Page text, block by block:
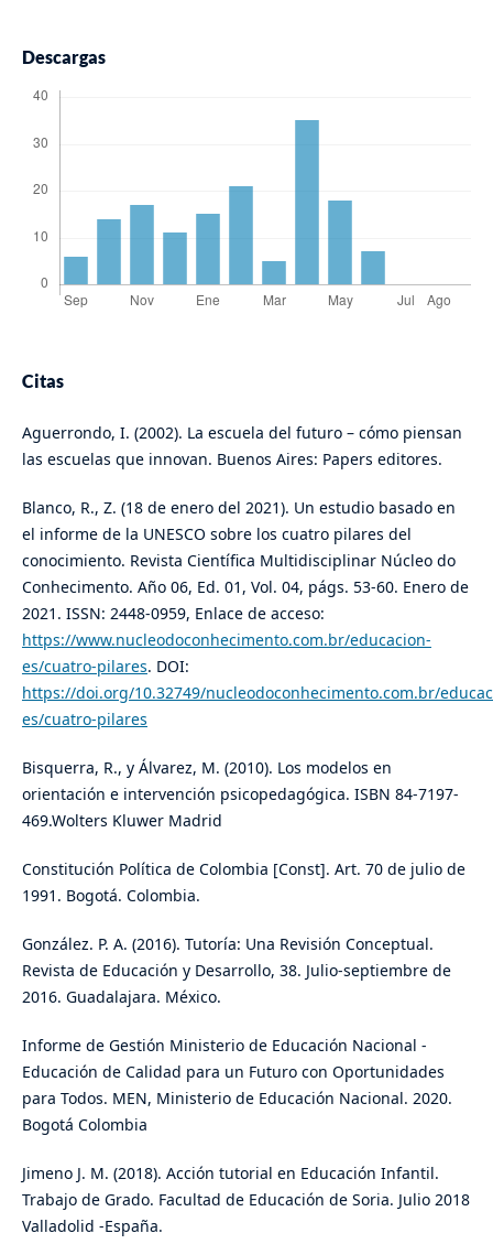
Descargas
Citas
Aguerrondo, I. (2002). La escuela del futuro – cómo piensan
las escuelas que innovan. Buenos Aires: Papers editores.
Blanco, R., Z. (18 de enero del 2021). Un estudio basado en
el informe de la UNESCO sobre los cuatro pilares del
conocimiento. Revista Científica Multidisciplinar Núcleo do
Conhecimento. Año 06, Ed. 01, Vol. 04, págs. 53-60. Enero de
2021. ISSN: 2448-0959, Enlace de acceso:
https://www.nucleodoconhecimento.com.br/educacion-
es/cuatro-pilares. DOI:
https://doi.org/10.32749/nucleodoconhecimento.com.br/
es/cuatro-pilares
Bisquerra, R., y Álvarez, M. (2010). Los modelos en
orientación e intervención psicopedagógica. ISBN 84-7197-
469.Wolters Kluwer Madrid
Constitución Política de Colombia [Const]. Art. 70 de julio de
1991. Bogotá. Colombia.
González. P. A. (2016). Tutoría: Una Revisión Conceptual.
Revista de Educación y Desarrollo, 38. Julio-septiembre de
2016. Guadalajara. México.
Informe de Gestión Ministerio de Educación Nacional -
Educación de Calidad para un Futuro con Oportunidades
para Todos. MEN, Ministerio de Educación Nacional. 2020.
Bogotá Colombia
Jimeno J. M. (2018). Acción tutorial en Educación Infantil.
Trabajo de Grado. Facultad de Educación de Soria. Julio 2018
Valladolid -España.